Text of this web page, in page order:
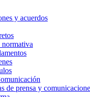
y acuerdos
normativa
de prensa y